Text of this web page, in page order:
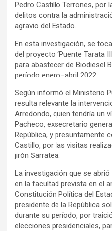
Pedro Castillo Terrones, por
delitos contra la
agravio del Estado.
En esta investigación, se
del proyecto ‘Puente Tarata
para abastecer de Biodiesel
período enero–abril 2022.
Según informó el Ministerio
resulta relevante la
Arredondo, quien tendría un
Pacheco, exsecretario
República, y presuntamente
Castillo, por las visitas
jirón Sarratea.
La investigación que se
en la facultad prevista en el
Constitución Política del
presidente de la República
durante su período, por
elecciones presidenciales,